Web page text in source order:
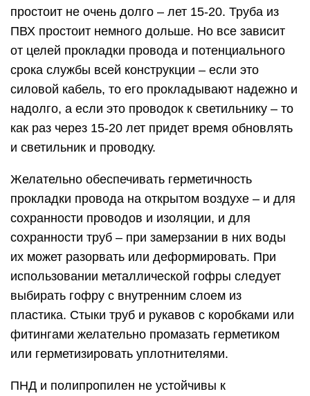
простоит не очень долго – лет 15-20. Труба из
ПВХ простоит немного дольше. Но все зависит
от целей прокладки провода и потенциального
срока службы всей конструкции – если это
силовой кабель, то его прокладывают надежно и
надолго, а если это проводок к светильнику – то
как раз через 15-20 лет придет время обновлять
и светильник и проводку.
Желательно обеспечивать герметичность
прокладки провода на открытом воздухе – и для
сохранности проводов и изоляции, и для
сохранности труб – при замерзании в них воды
их может разорвать или деформировать. При
использовании металлической гофры следует
выбирать гофру с внутренним слоем из
пластика. Стыки труб и рукавов с коробками или
фитингами желательно промазать герметиком
или герметизировать уплотнителями.
ПНД и полипропилен не устойчивы к